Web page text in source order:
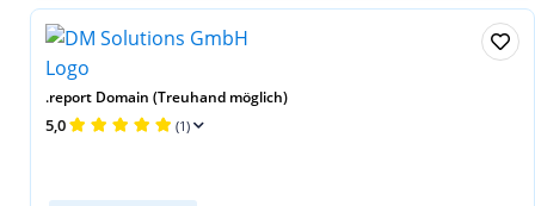
.report Domain (Treuhand möglich)
5,0 (1)